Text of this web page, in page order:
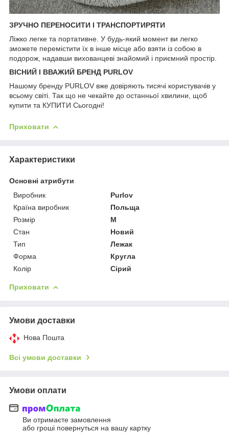
ЗРУЧНО ПЕРЕНОСИТИ І ТРАНСПОРТИРЯТИ
Ліжко легке та портативне. У будь-який момент ви легко
зможете перемістити їх в інше місце або взяти із собою в
подорож, надавши вихованцеві знайомий і приємний простір.
ВІСНИЙ І ВВАЖИЙ БРЕНД PURLOV
Нашому бренду PURLOV вже довіряють тисячі користувачів у
всьому світі. Так що не чекайте до останньої хвилини, щоб
купити та КУПИТИ Сьогодні!
Приховати
Характеристики
Основні атрибути
Виробник
Purlov
Країна виробник
Польща
Розмір
M
Стан
Новий
Тип
Лежак
Форма
Кругла
Колір
Сірий
Приховати
Умови доставки
Нова Пошта
Всі умови доставки
Умови оплати
Ви отримаєте замовлення
або гроші повернуться на вашу картку